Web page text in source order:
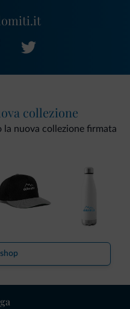
collezione
la nuova collezione firmata